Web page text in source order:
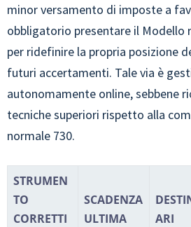
minor versamento di imposte a
obbligatorio presentare il
per ridefinire la propria posizione
futuri accertamenti. Tale via è
autonomamente online, sebbene
tecniche superiori rispetto alla
normale 730.
STRUMEN
TO
CORRETTI
SCADENZA
ULTIMA
ARI